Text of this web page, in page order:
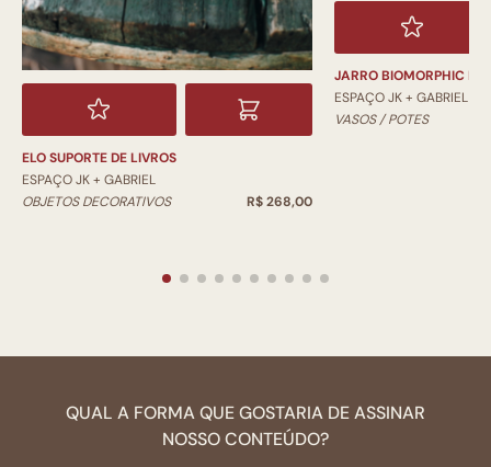
ELO SUPORTE DE LIVROS
ESPAÇO JK + GABRIEL
OBJETOS DECORATIVOS
R$ 268,00
JARRO BIOMORPHIC
ESPAÇO JK + GABRIEL
VASOS / POTES
QUAL A FORMA QUE GOSTARIA DE ASSINAR
NOSSO CONTEÚDO?